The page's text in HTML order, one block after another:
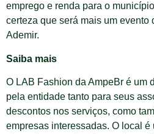
emprego e renda para o
certeza que será mais um evento
Ademir.
Saiba mais
O LAB Fashion da AmpeBr é um
pela entidade tanto para seus
descontos nos serviços, como
empresas interessadas. O local